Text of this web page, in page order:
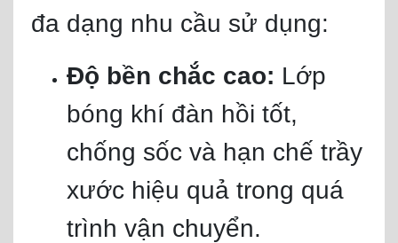
đa dạng nhu cầu sử dụng:
Độ bền chắc cao: Lớp
bóng khí đàn hồi tốt,
chống sốc và hạn chế trầy
xước hiệu quả trong quá
trình vận chuyển.